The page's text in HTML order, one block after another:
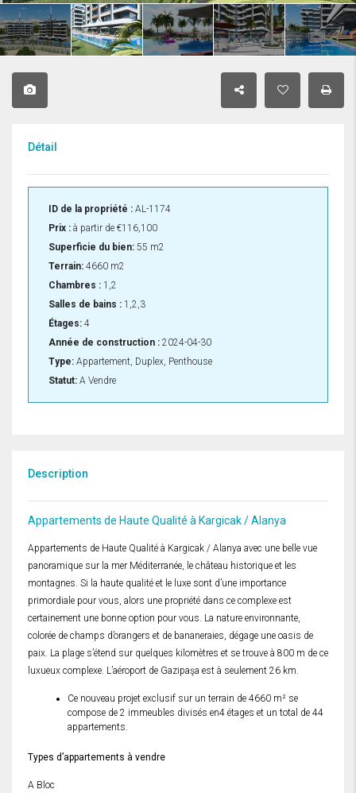
Détail
ID de la propriété : AL-1174
Prix : à partir de €116,100
Superficie du bien: 55 m2
Terrain: 4660 m2
Chambres : 1,2
Salles de bains : 1,2,3
Étages: 4
Année de construction : 2024-04-30
Type: Appartement, Duplex, Penthouse
Statut: A Vendre
Description
Appartements de Haute Qualité à Kargicak / Alanya
Appartements de Haute Qualité à Kargicak / Alanya avec une belle vue
panoramique sur la mer Méditerranée, le château historique et les
montagnes. Si la haute qualité et le luxe sont d’une importance
primordiale pour vous, alors une propriété dans ce complexe est
certainement une bonne option pour vous. La nature environnante,
colorée de champs d’orangers et de bananeraies, dégage une oasis de
paix. La plage s’étend sur quelques kilomètres et se trouve à 800 m de ce
luxueux complexe. L’aéroport de Gazipaşa est à seulement 26 km.
Ce nouveau projet exclusif sur un terrain de 4660 m² se
compose de 2 immeubles divisés en4 étages et un total de 44
appartements.
Types d’appartements à vendre
A Bloc